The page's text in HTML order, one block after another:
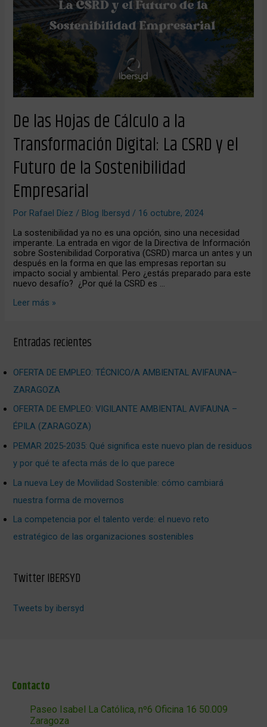
De las Hojas de Cálculo a la
Transformación Digital: La CSRD y el
Futuro de la Sostenibilidad
Empresarial
Por Rafael Díez/ Blog Ibersyd / 16 octubre, 2024
La sostenibilidad ya no es una opción, sino una necesidad
imperante. La entrada en vigor de la Directiva de Información
sobre Sostenibilidad Corporativa (CSRD) marca un antes y un
después en la forma en que las empresas reportan su
impacto social y ambiental. Pero ¿estás preparado para este
nuevo desafío? ¿Por qué la CSRD es …
Cálculo
la
Transformación
La
CSRD
Futuro
la
Sostenibilidad
Empresarial
Leer más »
Entradas recientes
OFERTA DE EMPLEO: TÉCNICO/A AMBIENTAL AVIFAUNA–
ZARAGOZA
OFERTA DE EMPLEO: VIGILANTE AMBIENTAL AVIFAUNA –
ÉPILA (ZARAGOZA)
PEMAR 2025‑2035: Qué significa este nuevo plan de residuos
y por qué te afecta más de lo que parece
La nueva Ley de Movilidad Sostenible: cómo cambiará
nuestra forma de movernos
La competencia por el talento verde: el nuevo reto
estratégico de las organizaciones sostenibles
Twitter IBERSYD
Tweets by ibersyd
Contacto
Paseo Isabel La Católica, nº6 Oficina 16 50.009
Zaragoza